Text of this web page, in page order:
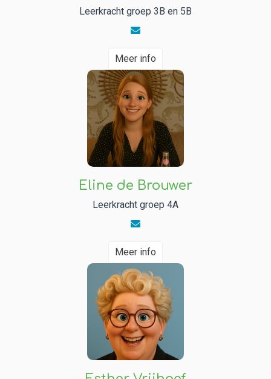
Leerkracht groep 3B en 5B
Meer info
Eline de Brouwer
Leerkracht groep 4A
Meer info